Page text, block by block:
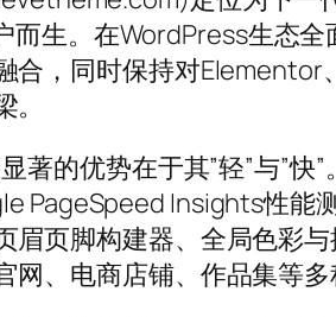
而生。在WordPress生态
合，同时保持对
著的优势在于其”轻”与”
PageSpeed Insights性
眉页脚构建器、全局色彩
网、电商店铺、作品集等